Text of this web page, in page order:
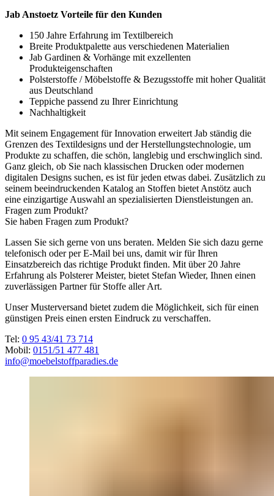
Jab Anstoetz Vorteile für den Kunden
150 Jahre Erfahrung im Textilbereich
Breite Produktpalette aus verschiedenen Materialien
Jab Gardinen & Vorhänge mit exzellenten
Produkteigenschaften
Polsterstoffe / Möbelstoffe & Bezugsstoffe mit hoher Qualität
aus Deutschland
Teppiche passend zu Ihrer Einrichtung
Nachhaltigkeit
Mit seinem Engagement für Innovation erweitert Jab ständig die
Grenzen des Textildesigns und der Herstellungstechnologie, um
Produkte zu schaffen, die schön, langlebig und erschwinglich sind.
Ganz gleich, ob Sie nach klassischen Drucken oder modernen
digitalen Designs suchen, es ist für jeden etwas dabei. Zusätzlich zu
seinem beeindruckenden Katalog an Stoffen bietet Anstötz auch
eine einzigartige Auswahl an spezialisierten Dienstleistungen an.
Fragen zum Produkt?
Sie haben Fragen zum Produkt?
Lassen Sie sich gerne von uns beraten. Melden Sie sich dazu gerne
telefonisch oder per E-Mail bei uns, damit wir für Ihren
Einsatzbereich das richtige Produkt finden. Mit über 20 Jahre
Erfahrung als Polsterer Meister, bietet Stefan Wieder, Ihnen einen
zuverlässigen Partner für Stoffe aller Art.
Unser Musterversand bietet zudem die Möglichkeit, sich für einen
günstigen Preis einen ersten Eindruck zu verschaffen.
Tel: 0 95 43/41 73 714
Mobil: 0151/51 477 481
info@moebelstoffparadies.de